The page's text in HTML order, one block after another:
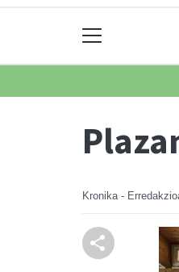
Kronika -